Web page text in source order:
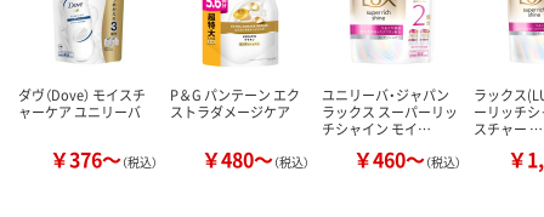
ダヴ（Dove） モイスチ
ャーケア ユニリーバ
￥376～（税込）
P＆G パンテーン エク
ストラダメージケア
￥480～（税込）
ユニリーバ・ジャパン
ラックス スーパーリッ
チシャイン モイ…
￥460～（税込）
ラックス
ーリッチ
スチャー …
￥